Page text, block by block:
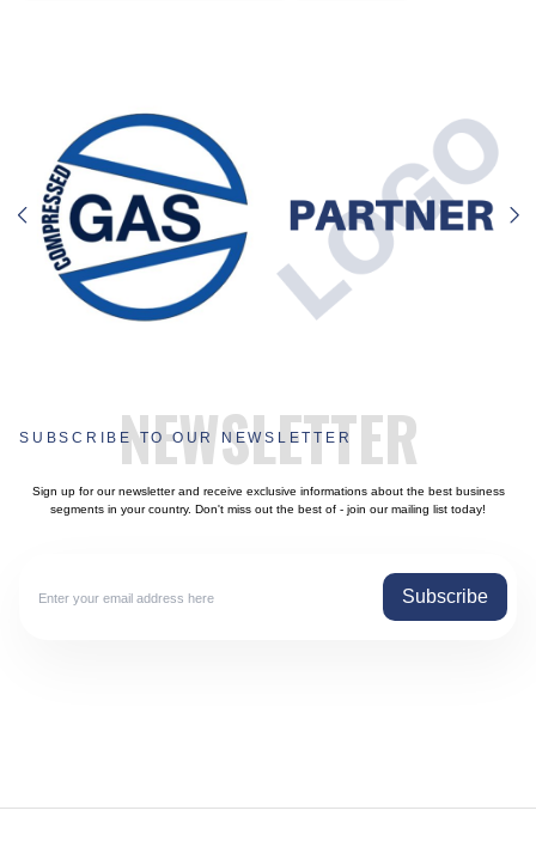
NEWSLETTER
SUBSCRIBE TO OUR NEWSLETTER
Sign up for our newsletter and receive exclusive informations about the best business
segments in your country. Don't miss out the best of - join our mailing list today!
Subscribe